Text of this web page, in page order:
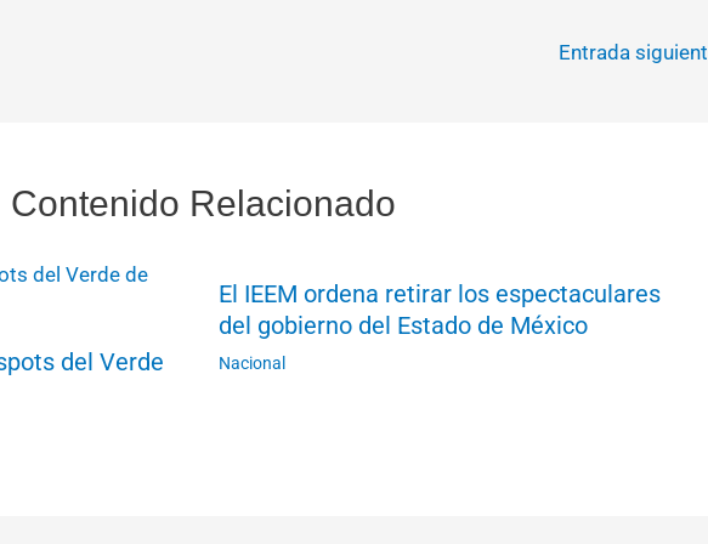
Entrada
Contenido Relacionado
del Verde
El IEEM ordena retirar los espectaculares
del gobierno del Estado de México
Nacional